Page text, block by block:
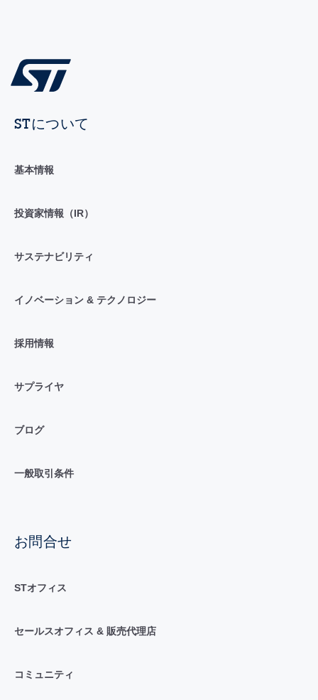
STについて
基本情報
投資家情報（IR）
サステナビリティ
イノベーション & テクノロジー
採用情報
サプライヤ
ブログ
一般取引条件
お問合せ
STオフィス
セールスオフィス & 販売代理店
コミュニティ